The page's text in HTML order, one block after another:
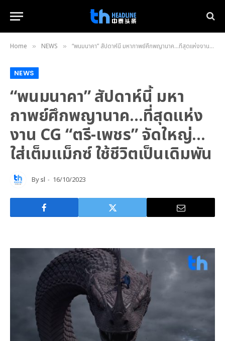
Home » NEWS » “พนมนาคา” สัปดาห์นี้ มหากาพย์ศึกพญานาค…ที่สุดแห่งงาน CG “ตรี-เพชร” จัดใหญ่…ใส่เต็มแม็กซ์ ใช้ชีวิตเป็นเดิมพัน
NEWS
“พนมนาคา” สัปดาห์นี้ มหา
กาพย์ศึกพญานาค…ที่สุดแห่ง
งาน CG “ตรี-เพชร” จัดใหญ่…
ใส่เต็มแม็กซ์ ใช้ชีวิตเป็นเดิมพัน
Bysl 16/10/2023